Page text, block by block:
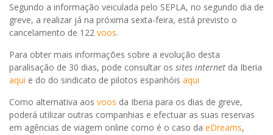
Segundo a informação veiculada pelo SEPLA, no segundo dia de
greve, a realizar já na próxima sexta-feira, está previsto o
cancelamento de 122 voos.
Para obter mais informações sobre a evolução desta
paralisação de 30 dias, pode consultar os sites internet da Iberia
aqui e do do sindicato de pilotos espanhóis aqui
Como alternativa aos voos da Iberia para os dias de greve,
poderá utilizar outras companhias e efectuar as suas reservas
em agências de viagem online como é o caso da eDreams,